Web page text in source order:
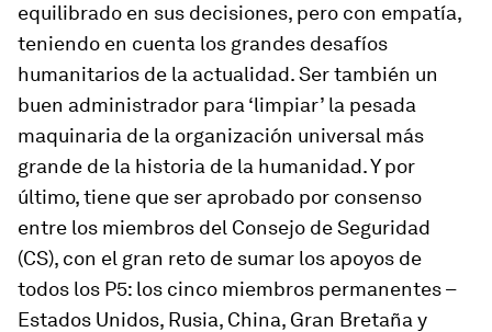
equilibrado en sus decisiones, pero con empatía,
teniendo en cuenta los grandes desafíos
humanitarios de la actualidad. Ser también un
buen administrador para ‘limpiar’ la pesada
maquinaria de la organización universal más
grande de la historia de la humanidad. Y por
último, tiene que ser aprobado por consenso
entre los miembros del Consejo de Seguridad
(CS), con el gran reto de sumar los apoyos de
todos los P5: los cinco miembros permanentes –
Estados Unidos, Rusia, China, Gran Bretaña y